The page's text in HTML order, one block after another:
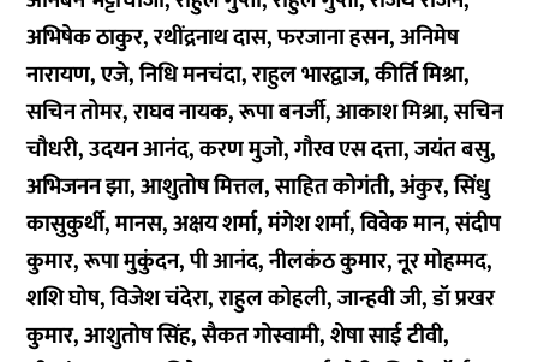
अभिषेक ठाकुर, रथींद्रनाथ दास, फरजाना हसन, अनिमेष
नारायण, एजे, निधि मनचंदा, राहुल भारद्वाज, कीर्ति मिश्रा,
सचिन तोमर, राघव नायक, रूपा बनर्जी, आकाश मिश्रा, सचिन
चौधरी, उदयन आनंद, करण मुजो, गौरव एस दत्ता, जयंत बसु,
अभिजनन झा, आशुतोष मित्तल, साहित कोगंती, अंकुर, सिंधु
कासुकुर्थी, मानस, अक्षय शर्मा, मंगेश शर्मा, विवेक मान, संदीप
कुमार, रूपा मुकुंदन, पी आनंद, नीलकंठ कुमार, नूर मोहम्मद,
शशि घोष, विजेश चंदेरा, राहुल कोहली, जान्हवी जी, डॉ प्रखर
कुमार, आशुतोष सिंह, सैकत गोस्वामी, शेषा साई टीवी,